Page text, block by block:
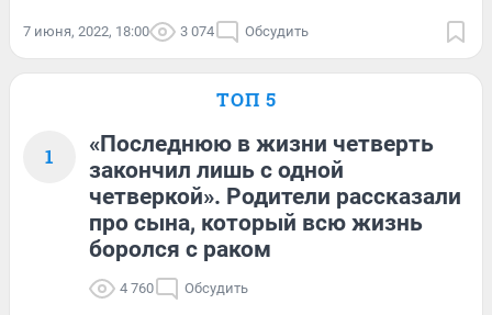
7 июня, 2022, 18:00 3 074 Обсудить
ТОП 5
1
«Последнюю в жизни четверть
закончил лишь с одной
четверкой». Родители рассказали
про сына, который всю жизнь
боролся с раком
4 760 Обсудить